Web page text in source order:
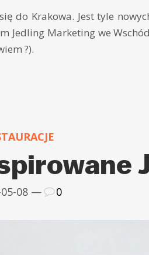
do Krakowa. Jest tyle
Jedling Marketing we
?).
05-08 — 0